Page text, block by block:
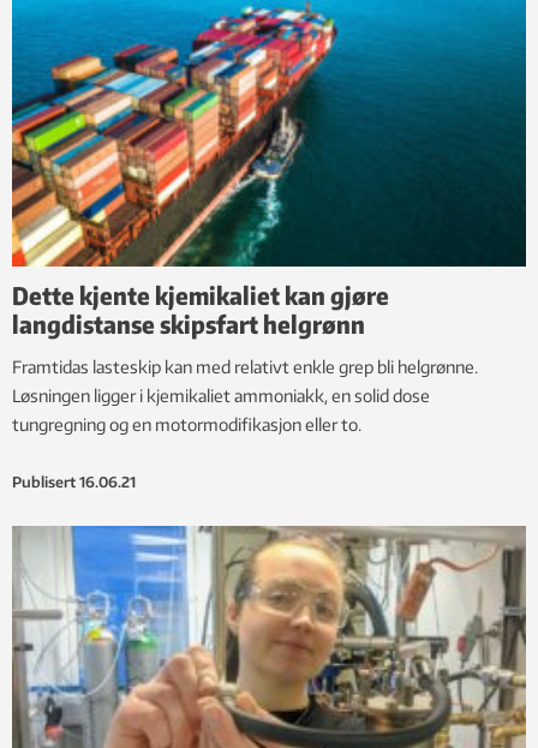
Dette kjente kjemikaliet kan gjøre
langdistanse skipsfart helgrønn
Framtidas lasteskip kan med relativt enkle grep bli helgrønne.
Løsningen ligger i kjemikaliet ammoniakk, en solid dose
tungregning og en motormodifikasjon eller to.
Publisert 16.06.21